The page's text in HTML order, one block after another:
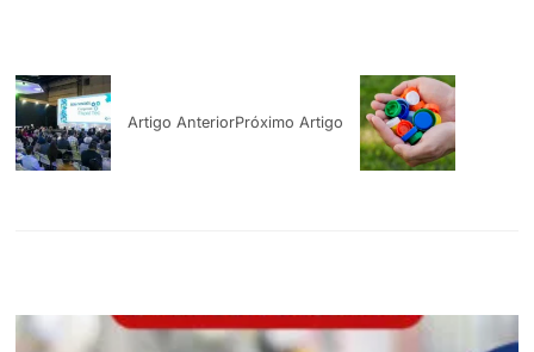
Artigo AnteriorPróximo Artigo